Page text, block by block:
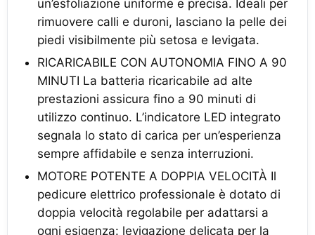
un’esfoliazione uniforme e precisa. Ideali per
rimuovere calli e duroni, lasciano la pelle dei
piedi visibilmente più setosa e levigata.
RICARICABILE CON AUTONOMIA FINO A 90
MINUTI La batteria ricaricabile ad alte
prestazioni assicura fino a 90 minuti di
utilizzo continuo. L’indicatore LED integrato
segnala lo stato di carica per un’esperienza
sempre affidabile e senza interruzioni.
MOTORE POTENTE A DOPPIA VELOCITÀ Il
pedicure elettrico professionale è dotato di
doppia velocità regolabile per adattarsi a
ogni esigenza: levigazione delicata per la